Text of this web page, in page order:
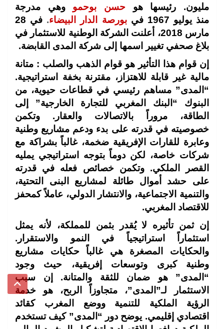
مليون. رئيسها هو
حسن بوحمو وهي مدرجة
منذ يوليو 1967 في
بورصة الدار البيضاء.
في 28
مارس 2018، أعلنت الشركة الوطنية للاستثمار في
بلاغ صحفي تغيير اسمها إلى شركة المدى القابضة.
إن قوام هذا التأثير هو قوام الذهب والصلب : متانة
مالية غير قابلة للاهتزاز، مقترنة بخفة استراتيجية.
“المدى” مساهم رئيسي في قطاعات حيوية، من
البنوك “البنك المغربي للتجارة الخارجية” إلى
الطاقة، مروراً بالاتصالات والعقار. وتكمن
خصوصيته في قدرته على بدء ودعم مشاريع وطنية
وعابرة للقارات الإفريقية ضخمة، غالباً بشراكة مع
شركات خاصة، لكن دوماً بتوجه استراتيجي يمليه
القصر الملكي. وتكمن خصائص فعله في قدرته
على حشد أموال طائلة لمشاريع البنى التحتية،
والتنمية الاجتماعية، والانتشار الدولي، عاملاً كمحفز
للاقتصاد المغربي.
إن ثمن تأثيره لا يُقدر بثمن للمملكة، لأنه يمثل
استثماراً استراتيجياً في النمو والاستقرار.
والحكايات المصغرة هي غالباً حكايات مشاريع
وطنية كبرى وتوسعات إفريقية، حيث وجود
“المدى” هو ضمان للثقة والمتانة. إن سبب
الاستثمار لـ”المدى”، متجاوزاً الربح، هو خدمة
الرؤية الملكية للتنمية ووضع المغرب كقائد
اقتصادي إقليمي. يوضح دور “المدى” كيف تستخدم